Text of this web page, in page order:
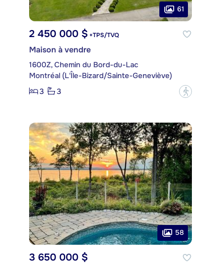
61
2 450 000 $ +TPS/TVQ
Maison à vendre
1600Z, Chemin du Bord-du-Lac
Montréal (L'Île-Bizard/Sainte-Geneviève)
3
3 ?
58
3 650 000 $